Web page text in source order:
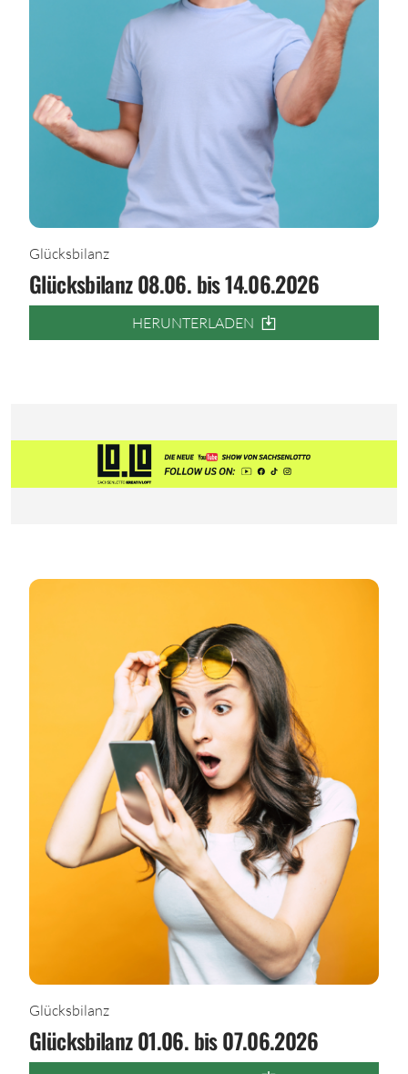
Glücksbilanz
Glücksbilanz 08.06. bis 14.06.2026
HERUNTERLADEN
Glücksbilanz
Glücksbilanz 01.06. bis 07.06.2026